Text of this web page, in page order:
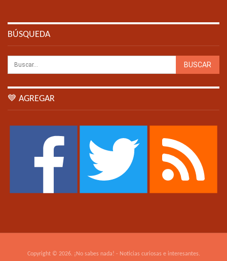
BÚSQUEDA
💙 AGREGAR
Copyright © 2026. ¡No sabes nada! - Noticias curiosas e interesantes.